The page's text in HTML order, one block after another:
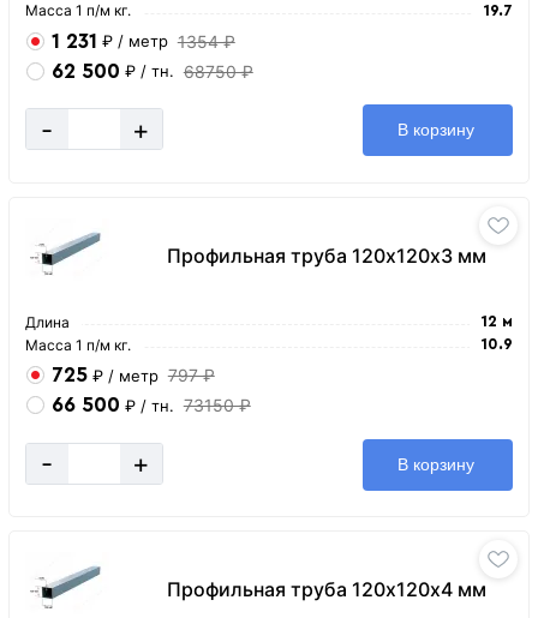
Масса 1 п/м кг. 19.7
1 231 ₽ / метр 1354 ₽
62 500 ₽ / тн. 68750 ₽
- + В корзину
Профильная труба 120х120х3 мм
Длина 12 м
Масса 1 п/м кг. 10.9
725 ₽ / метр 797 ₽
66 500 ₽ / тн. 73150 ₽
- + В корзину
Профильная труба 120х120х4 мм